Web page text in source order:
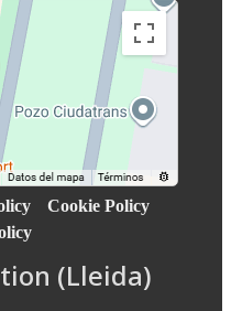
Cookie Policy
(Lleida)